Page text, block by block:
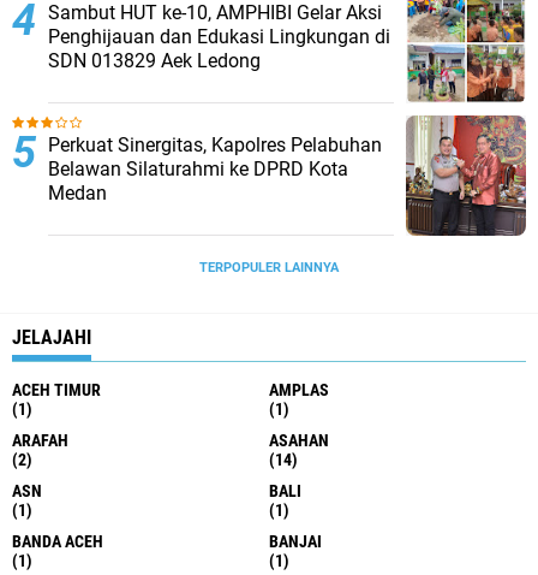
Sambut HUT ke-10, AMPHIBI Gelar Aksi
Penghijauan dan Edukasi Lingkungan di
SDN 013829 Aek Ledong
Perkuat Sinergitas, Kapolres Pelabuhan
Belawan Silaturahmi ke DPRD Kota
Medan
TERPOPULER LAINNYA
JELAJAHI
ACEH TIMUR
(1)
AMPLAS
(1)
ARAFAH
(2)
ASAHAN
(14)
ASN
(1)
BALI
(1)
BANDA ACEH
(1)
BANJAI
(1)